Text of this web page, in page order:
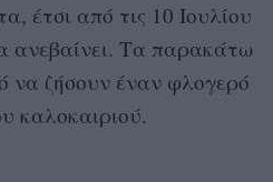
έτσι από τις 10 Ιουλίου
ανεβαίνει. Τα παρακάτω
να ζήσουν έναν φλογερό
καλοκαιριού.